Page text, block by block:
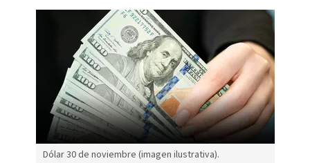
Dólar 30 de noviembre (imagen ilustrativa).